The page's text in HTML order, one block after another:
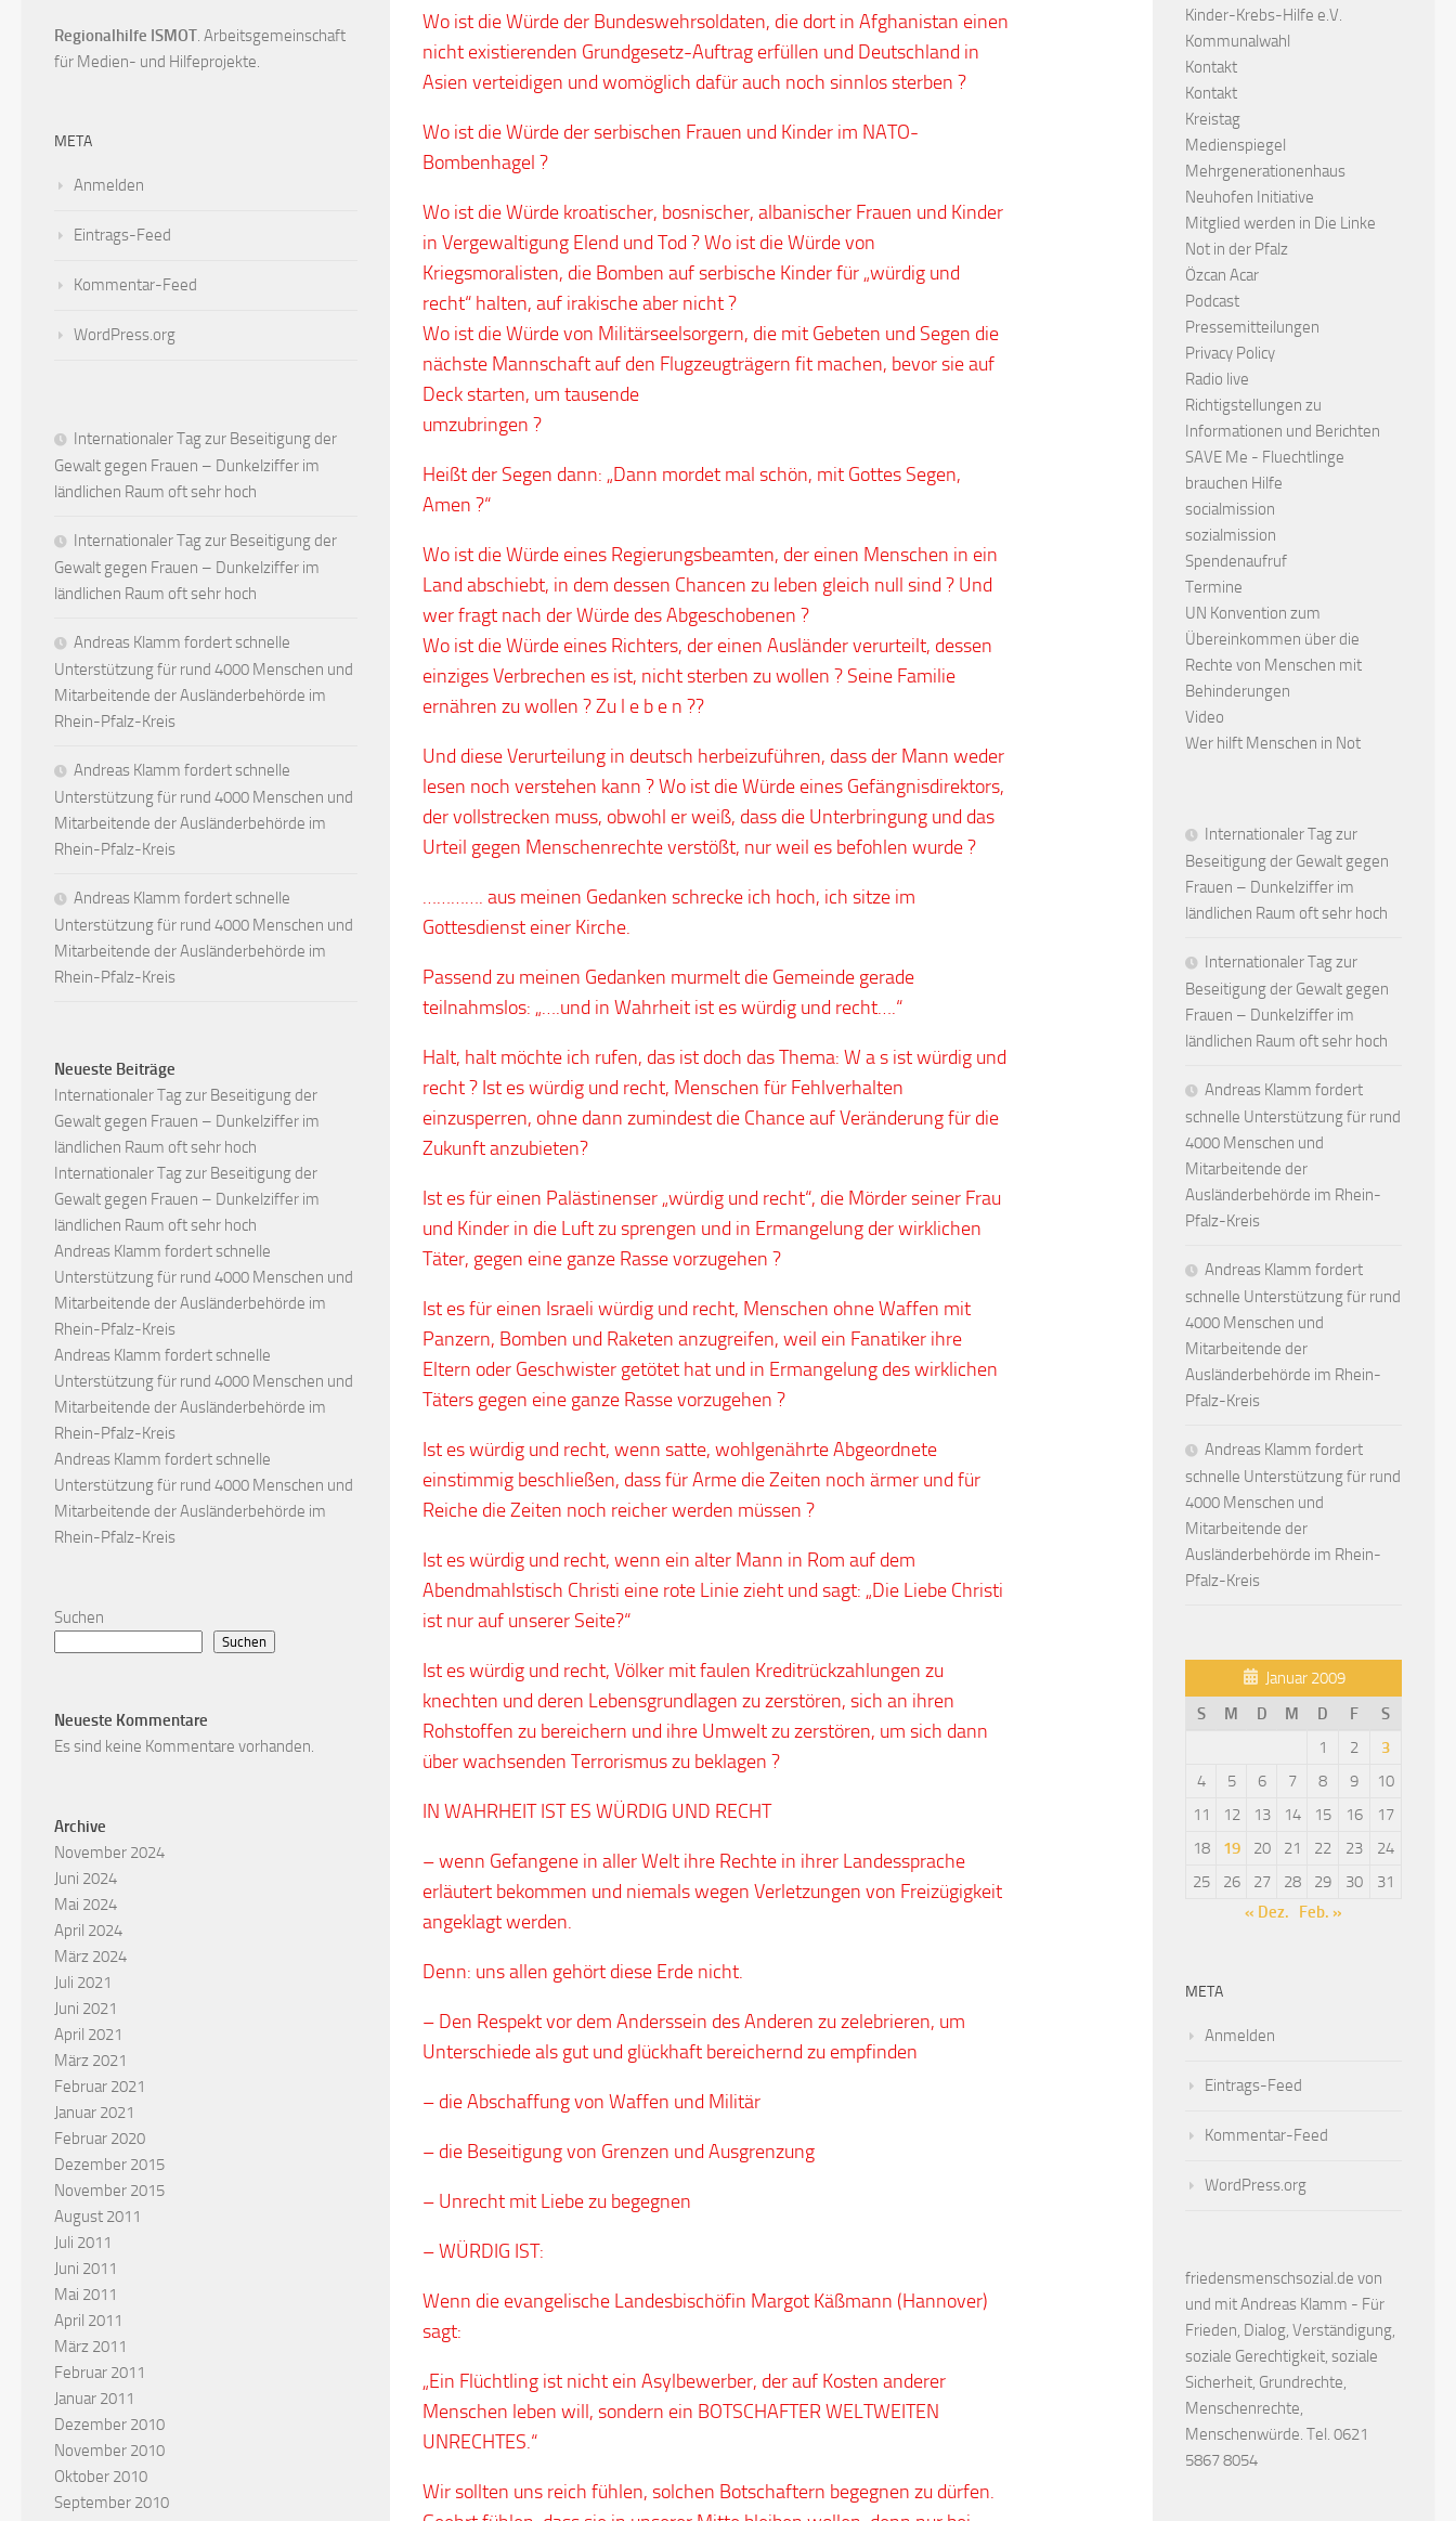
Wo ist die Würde der Bundeswehrsoldaten, die dort in Afghanistan einen
nicht existierenden Grundgesetz-Auftrag erfüllen und Deutschland in
Asien verteidigen und womöglich dafür auch noch sinnlos sterben ?
Wo ist die Würde der serbischen Frauen und Kinder im NATO-
Bombenhagel ?
Wo ist die Würde kroatischer, bosnischer, albanischer Frauen und Kinder
in Vergewaltigung Elend und Tod ? Wo ist die Würde von
Kriegsmoralisten, die Bomben auf serbische Kinder für „würdig und
recht“ halten, auf irakische aber nicht ?
Wo ist die Würde von Militärseelsorgern, die mit Gebeten und Segen die
nächste Mannschaft auf den Flugzeugträgern fit machen, bevor sie auf
Deck starten, um tausende
umzubringen ?
Heißt der Segen dann: „Dann mordet mal schön, mit Gottes Segen,
Amen ?“
Wo ist die Würde eines Regierungsbeamten, der einen Menschen in ein
Land abschiebt, in dem dessen Chancen zu leben gleich null sind ? Und
wer fragt nach der Würde des Abgeschobenen ?
Wo ist die Würde eines Richters, der einen Ausländer verurteilt, dessen
einziges Verbrechen es ist, nicht sterben zu wollen ? Seine Familie
ernähren zu wollen ? Zu l e b e n ??
Und diese Verurteilung in deutsch herbeizuführen, dass der Mann weder
lesen noch verstehen kann ? Wo ist die Würde eines Gefängnisdirektors,
der vollstrecken muss, obwohl er weiß, dass die Unterbringung und das
Urteil gegen Menschenrechte verstößt, nur weil es befohlen wurde ?
…………. aus meinen Gedanken schrecke ich hoch, ich sitze im
Gottesdienst einer Kirche.
Passend zu meinen Gedanken murmelt die Gemeinde gerade
teilnahmslos: „….und in Wahrheit ist es würdig und recht….“
Halt, halt möchte ich rufen, das ist doch das Thema: W a s ist würdig und
recht ? Ist es würdig und recht, Menschen für Fehlverhalten
einzusperren, ohne dann zumindest die Chance auf Veränderung für die
Zukunft anzubieten?
Ist es für einen Palästinenser „würdig und recht“, die Mörder seiner Frau
und Kinder in die Luft zu sprengen und in Ermangelung der wirklichen
Täter, gegen eine ganze Rasse vorzugehen ?
Ist es für einen Israeli würdig und recht, Menschen ohne Waffen mit
Panzern, Bomben und Raketen anzugreifen, weil ein Fanatiker ihre
Eltern oder Geschwister getötet hat und in Ermangelung des wirklichen
Täters gegen eine ganze Rasse vorzugehen ?
Ist es würdig und recht, wenn satte, wohlgenährte Abgeordnete
einstimmig beschließen, dass für Arme die Zeiten noch ärmer und für
Reiche die Zeiten noch reicher werden müssen ?
Ist es würdig und recht, wenn ein alter Mann in Rom auf dem
Abendmahlstisch Christi eine rote Linie zieht und sagt: „Die Liebe Christi
ist nur auf unserer Seite?“
Ist es würdig und recht, Völker mit faulen Kreditrückzahlungen zu
knechten und deren Lebensgrundlagen zu zerstören, sich an ihren
Rohstoffen zu bereichern und ihre Umwelt zu zerstören, um sich dann
über wachsenden Terrorismus zu beklagen ?
IN WAHRHEIT IST ES WÜRDIG UND RECHT
– wenn Gefangene in aller Welt ihre Rechte in ihrer Landessprache
erläutert bekommen und niemals wegen Verletzungen von Freizügigkeit
angeklagt werden.
Denn: uns allen gehört diese Erde nicht.
– Den Respekt vor dem Anderssein des Anderen zu zelebrieren, um
Unterschiede als gut und glückhaft bereichernd zu empfinden
– die Abschaffung von Waffen und Militär
– die Beseitigung von Grenzen und Ausgrenzung
– Unrecht mit Liebe zu begegnen
– WÜRDIG IST:
Wenn die evangelische Landesbischöfin Margot Käßmann (Hannover)
sagt:
„Ein Flüchtling ist nicht ein Asylbewerber, der auf Kosten anderer
Menschen leben will, sondern ein BOTSCHAFTER WELTWEITEN
UNRECHTES.“
Wir sollten uns reich fühlen, solchen Botschaftern begegnen zu dürfen.
Regionalhilfe ISMOT. Arbeitsgemeinschaft
für Medien- und Hilfeprojekte.
META
Anmelden
Eintrags-Feed
Kommentar-Feed
WordPress.org
Internationaler Tag zur Beseitigung der
Gewalt gegen Frauen – Dunkelziffer im
ländlichen Raum oft sehr hoch
Internationaler Tag zur Beseitigung der
Gewalt gegen Frauen – Dunkelziffer im
ländlichen Raum oft sehr hoch
Andreas Klamm fordert schnelle
Unterstützung für rund 4000 Menschen und
Mitarbeitende der Ausländerbehörde im
Rhein-Pfalz-Kreis
Andreas Klamm fordert schnelle
Unterstützung für rund 4000 Menschen und
Mitarbeitende der Ausländerbehörde im
Rhein-Pfalz-Kreis
Andreas Klamm fordert schnelle
Unterstützung für rund 4000 Menschen und
Mitarbeitende der Ausländerbehörde im
Rhein-Pfalz-Kreis
Neueste Beiträge
Internationaler Tag zur Beseitigung der
Gewalt gegen Frauen – Dunkelziffer im
ländlichen Raum oft sehr hoch
Internationaler Tag zur Beseitigung der
Gewalt gegen Frauen – Dunkelziffer im
ländlichen Raum oft sehr hoch
Andreas Klamm fordert schnelle
Unterstützung für rund 4000 Menschen und
Mitarbeitende der Ausländerbehörde im
Rhein-Pfalz-Kreis
Andreas Klamm fordert schnelle
Unterstützung für rund 4000 Menschen und
Mitarbeitende der Ausländerbehörde im
Rhein-Pfalz-Kreis
Andreas Klamm fordert schnelle
Unterstützung für rund 4000 Menschen und
Mitarbeitende der Ausländerbehörde im
Rhein-Pfalz-Kreis
Suchen
Suchen
Neueste Kommentare
Es sind keine Kommentare vorhanden.
Archive
November 2024
Juni 2024
Mai 2024
April 2024
März 2024
Juli 2021
Juni 2021
April 2021
März 2021
Februar 2021
Januar 2021
Februar 2020
Dezember 2015
November 2015
August 2011
Juli 2011
Juni 2011
Mai 2011
April 2011
März 2011
Februar 2011
Januar 2011
Dezember 2010
November 2010
Oktober 2010
September 2010
Kinder-Krebs-Hilfe e.V.
Kommunalwahl
Kontakt
Kontakt
Kreistag
Medienspiegel
Mehrgenerationenhaus
Neuhofen Initiative
Mitglied werden in Die Linke
Not in der Pfalz
Özcan Acar
Podcast
Pressemitteilungen
Privacy Policy
Radio live
Richtigstellungen zu
Informationen und Berichten
SAVE Me - Fluechtlinge
brauchen Hilfe
socialmission
sozialmission
Spendenaufruf
Termine
UN Konvention zum
Übereinkommen über die
Rechte von Menschen mit
Behinderungen
Video
Wer hilft Menschen in Not
Internationaler Tag zur
Beseitigung der Gewalt gegen
Frauen – Dunkelziffer im
ländlichen Raum oft sehr hoch
Internationaler Tag zur
Beseitigung der Gewalt gegen
Frauen – Dunkelziffer im
ländlichen Raum oft sehr hoch
Andreas Klamm fordert
schnelle Unterstützung für rund
4000 Menschen und
Mitarbeitende der
Ausländerbehörde im Rhein-
Pfalz-Kreis
Andreas Klamm fordert
schnelle Unterstützung für rund
4000 Menschen und
Mitarbeitende der
Ausländerbehörde im Rhein-
Pfalz-Kreis
Andreas Klamm fordert
schnelle Unterstützung für rund
4000 Menschen und
Mitarbeitende der
Ausländerbehörde im Rhein-
Pfalz-Kreis
Januar 2009
S
M D M D F
S
1
2
3
4
5 6 7 8 9
10
11
12 13 14 15 16
17
18
19 20 21 22 23
24
25
26 27 28 29 30
31
« Dez.
Feb. »
META
Anmelden
Eintrags-Feed
Kommentar-Feed
WordPress.org
friedensmenschsozial.de von
und mit Andreas Klamm - Für
Frieden, Dialog, Verständigung,
soziale Gerechtigkeit, soziale
Sicherheit, Grundrechte,
Menschenrechte,
Menschenwürde. Tel. 0621
5867 8054